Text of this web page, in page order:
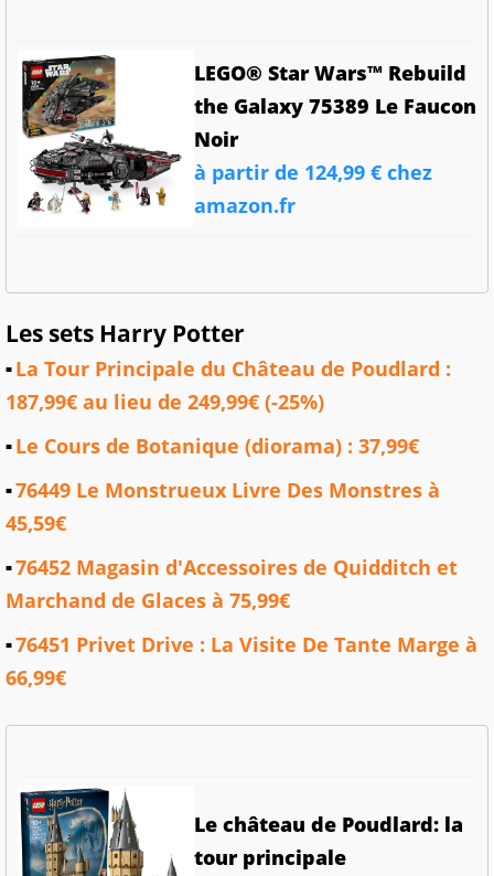
LEGO® Star Wars™ Rebuild
the Galaxy 75389 Le Faucon
Noir
à partir de 124,99 € chez
amazon.fr
Les sets Harry Potter
La Tour Principale du Château de Poudlard :
187,99€ au lieu de 249,99€ (-25%)
Le Cours de Botanique (diorama) : 37,99€
76449 Le Monstrueux Livre Des Monstres à
45,59€
76452 Magasin d'Accessoires de Quidditch et
Marchand de Glaces à 75,99€
76451 Privet Drive : La Visite De Tante Marge à
66,99€
Le château de Poudlard: la
tour principale